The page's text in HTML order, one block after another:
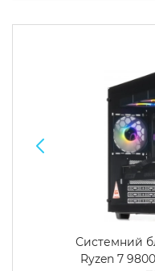
Системний
Ryzen 7